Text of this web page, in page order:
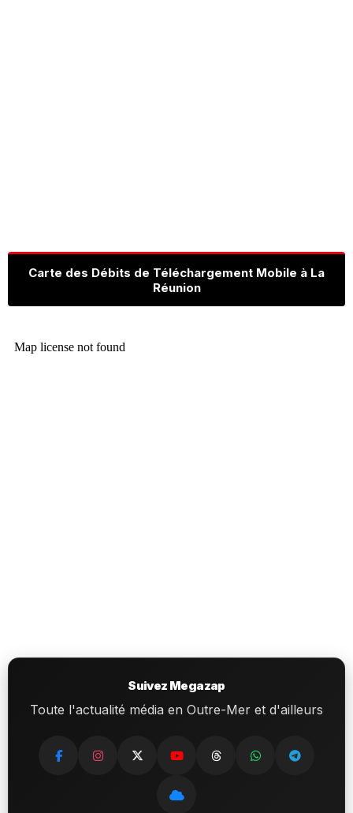
Carte des Débits de Téléchargement Mobile à La
Réunion
Suivez Megazap
Toute l'actualité média en Outre-Mer et d'ailleurs